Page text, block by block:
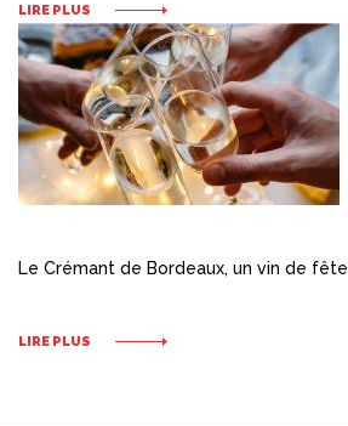
LIRE PLUS
Le Crémant de Bordeaux, un vin de fête
LIRE PLUS